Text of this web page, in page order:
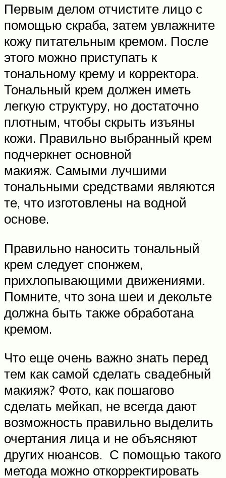
Первым делом отчистите лицо с
помощью скраба, затем увлажните
кожу питательным кремом. После
этого можно приступать к
тональному крему и корректора.
Тональный крем должен иметь
легкую структуру, но достаточно
плотным, чтобы скрыть изъяны
кожи. Правильно выбранный крем
подчеркнет основной
макияж. Самыми лучшими
тональными средствами являются
те, что изготовлены на водной
основе.
Правильно наносить тональный
крем следует спонжем,
прихлопывающими движениями.
Помните, что зона шеи и декольте
должна быть также обработана
кремом.
Что еще очень важно знать перед
тем как самой сделать свадебный
макияж? Фото, как пошагово
сделать мейкап, не всегда дают
возможность правильно выделить
очертания лица и не объясняют
других нюансов. С помощью такого
метода можно откорректировать